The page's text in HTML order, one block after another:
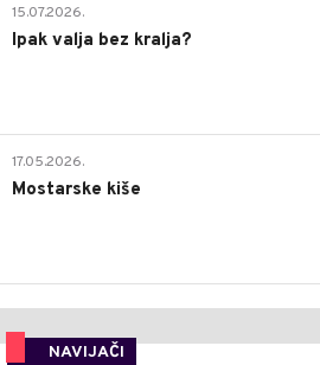
15.07.2026.
Ipak valja bez kralja?
17.05.2026.
Mostarske kiše
NAVIJAČI